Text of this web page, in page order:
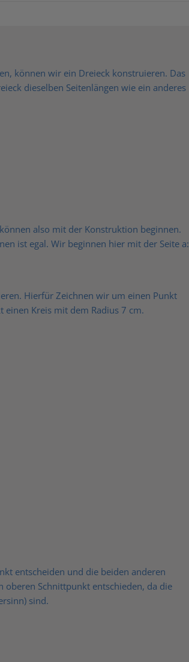
können wir ein Dreieck konstruieren. Das
dieselben Seitenlängen wie ein anderes
also mit der Konstruktion beginnen.
ist egal. Wir beginnen hier mit der Seite a:
Hierfür Zeichnen wir um einen Punkt
Kreis mit dem Radius 7 cm.
entscheiden und die beiden anderen
oberen Schnittpunkt entschieden, da die
sind.